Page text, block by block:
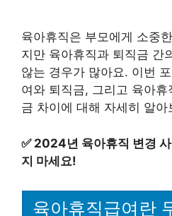
육아휴직은 부모에게 소중
지만 육아휴직과 퇴직금 간
않는 경우가 많아요. 이번
여와 퇴직금, 그리고 육아
금 차이에 대해 자세히 알아
✅ 2024년 육아휴직 변경
지 마세요!
육아휴직급여란